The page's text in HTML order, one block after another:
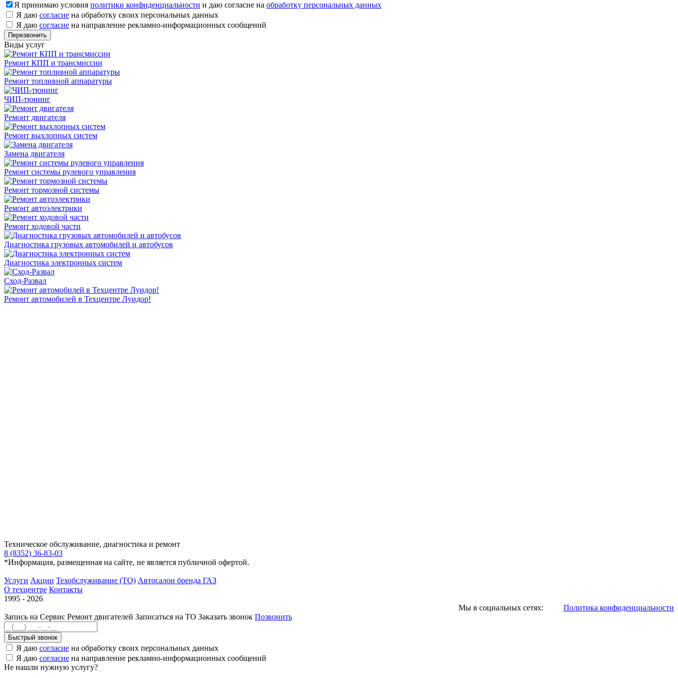
Я принимаю условия политики конфиденциальности и даю согласие на обработку персональных данных
Я даю согласие на обработку своих персональных данных
Я даю согласие на направление рекламно-информационных сообщений
Виды услуг
Ремонт КПП и трансмиссии
Ремонт топливной аппаратуры
ЧИП-тюнинг
Ремонт двигателя
Ремонт выхлопных систем
Замена двигателя
Ремонт системы рулевого управления
Ремонт тормозной системы
Ремонт автоэлектрики
Ремонт ходовой части
Диагностика грузовых автомобилей и автобусов
Диагностика электронных систем
Сход-Развал
Ремонт автомобилей в Техцентре Луидор!
Техническое обслуживание, диагностика и ремонт
8 (8352) 36-83-03
*Информация, размещенная на сайте, не является публичной офертой.
Услуги Акции Техобслуживание (ТО) Автосалон бренда ГАЗ
О техцентре Контакты
1995 - 2026
Мы в социальных сетях:
Политика конфиденциальности
Запись на Сервис Ремонт двигателей Записаться на ТО Заказать звонок Позвонить
Быстрый звонок
Я даю согласие на обработку своих персональных данных
Я даю согласие на направление рекламно-информационных сообщений
Не нашли нужную услугу?